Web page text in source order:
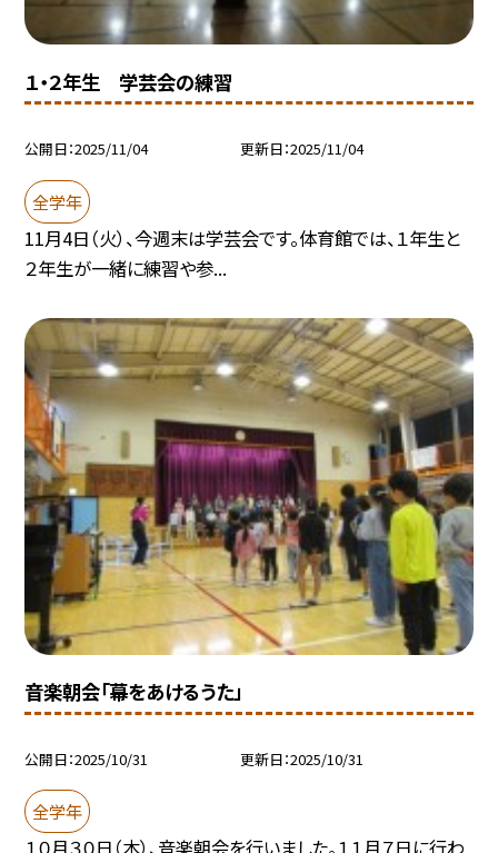
１・２年生 学芸会の練習
公開日 2025/11/04 更新日 2025/11/04
全学年
11月4日（火）、今週末は学芸会です。体育館では、１年生と
２年生が一緒に練習や参...
音楽朝会「幕をあけるうた」
公開日 2025/10/31 更新日 2025/10/31
全学年
１０月３０日（木）、音楽朝会を行いました。１１月７日に行わ